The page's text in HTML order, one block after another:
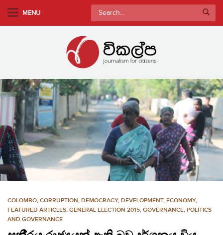
m
a
c
o
n
t
e
MENU
Search
for:
COLOMBO, CORRUPTION, DEMOCRACY, DEVELOPMENT, ECONOMY,
FEATURED ARTICLES, GENERAL ELECTION 2015, GOVERNANCE, POLITICS
AND GOVERNANCE